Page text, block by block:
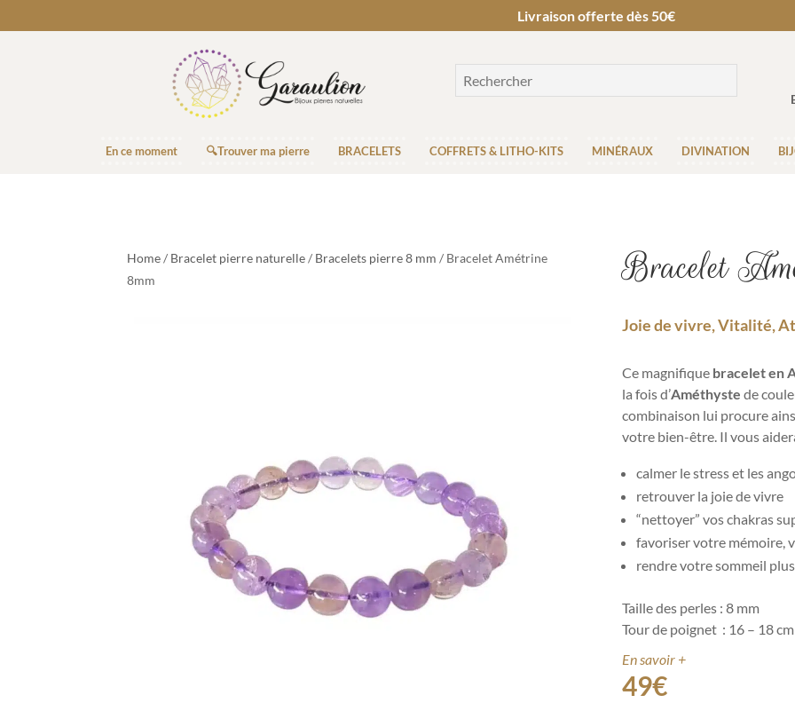
Livraison offerte dès 50€
En ce moment 🔍Trouver ma pierre BRACELETS COFFRETS & LITHO-KITS MINÉRAUX DIVINATION
Home/ Bracelet pierre naturelle/ Bracelets pierre 8 mm / Bracelet Amétrine
8mm
Bracelet
Joie de vivre, Vitalité,
Ce magnifique bracelet en
la fois d’Améthyste de
combinaison lui procure
votre bien-être. Il vous
calmer le stress et les
retrouver la joie de vivre
“nettoyer” vos chakras
favoriser votre mémoire,
rendre votre sommeil
Taille des perles : 8 mm
Tour de poignet : 16 – 18 cm
En savoir +
49€